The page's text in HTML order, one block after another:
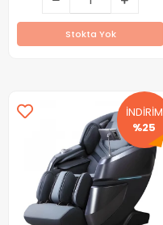
Stokta Yok
İNDİRİM
%25